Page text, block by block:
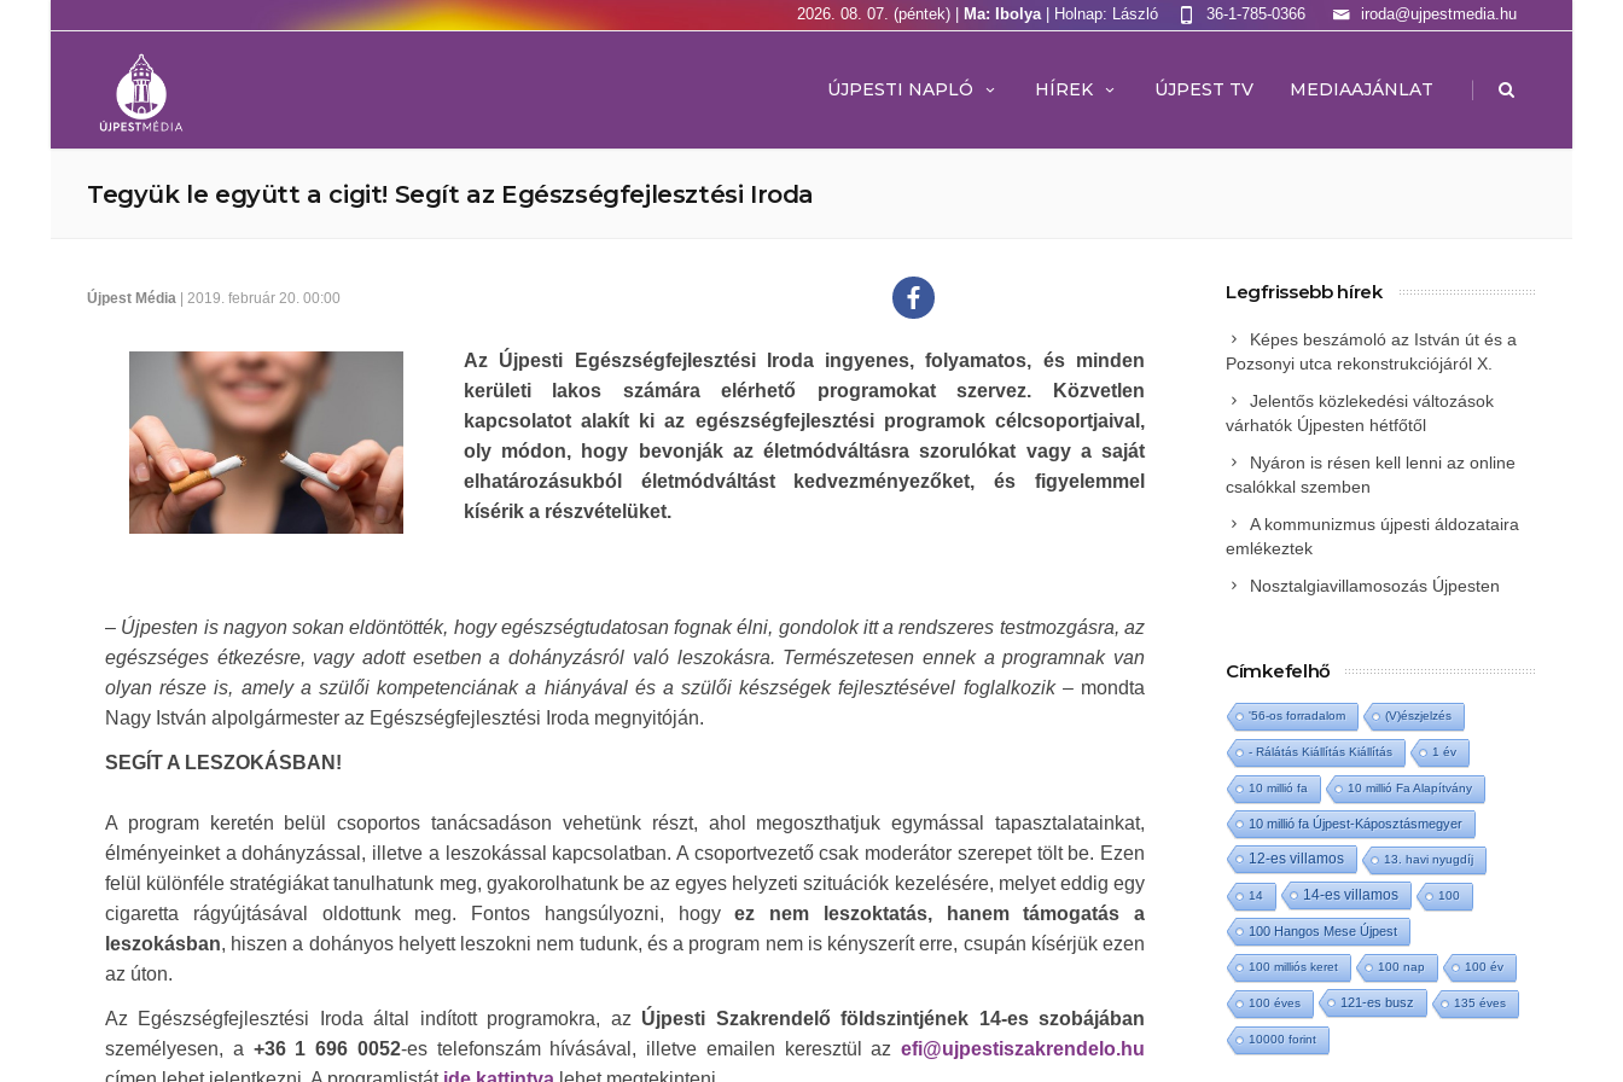
2026. 08. 07. (péntek) | Ma: Ibolya | Holnap: László iroda@ujpestmedia.hu
36-1-785-0366
ÚJPESTI NAPLÓ HÍREK ÚJPEST TV MEDIAAJÁNLAT |
Tegyük le együtt a cigit! Segít az Egészségfejlesztési Iroda
Újpest Média | 2019. február 20. 00:00
Az Újpesti Egészségfejlesztési Iroda ingyenes, folyamatos, és minden
kerületi lakos számára elérhető programokat szervez. Közvetlen
kapcsolatot alakít ki az egészségfejlesztési programok célcsoportjaival,
oly módon, hogy bevonják az életmódváltásra szorulókat vagy a saját
elhatározásukból életmódváltást kedvezményezőket, és figyelemmel
kísérik a részvételüket.
– Újpesten is nagyon sokan eldöntötték, hogy egészségtudatosan fognak élni, gondolok itt a rendszeres testmozgásra, az
egészséges étkezésre, vagy adott esetben a dohányzásról való leszokásra. Természetesen ennek a programnak van
olyan része is, amely a szülői kompetenciának a hiányával és a szülői készségek fejlesztésével foglalkozik– mondta
Nagy István alpolgármester az Egészségfejlesztési Iroda megnyitóján.
SEGÍT A LESZOKÁSBAN!
A program keretén belül csoportos tanácsadáson vehetünk részt, ahol megoszthatjuk egymással tapasztalatainkat,
élményeinket a dohányzással, illetve a leszokással kapcsolatban. A csoportvezető csak moderátor szerepet tölt be. Ezen
felül különféle stratégiákat tanulhatunk meg, gyakorolhatunk be az egyes helyzeti szituációk kezelésére, melyet eddig egy
cigaretta rágyújtásával oldottunk meg. Fontos hangsúlyozni, hogyez nem leszoktatás, hanem támogatás a
leszokásban, hiszen a dohányos helyett leszokni nem tudunk, és a program nem is kényszerít erre, csupán kísérjük ezen
az úton.
Az Egészségfejlesztési Iroda által indított programokra, az Újpesti Szakrendelő földszintjének 14-es szobájában
személyesen, a +36 1 696 0052-es telefonszám hívásával, illetve emailen keresztül az efi@ujpestiszakrendelo.hu
Legfrissebb hírek
Képes beszámoló az István út és a
Pozsonyi utca rekonstrukciójáról X.
Jelentős közlekedési változások
várhatók Újpesten hétfőtől
Nyáron is résen kell lenni az online
csalókkal szemben
A kommunizmus újpesti áldozataira
emlékeztek
Nosztalgiavillamosozás Újpesten
Címkefelhő
'56-os forradalom (V)észjelzés
- Rálátás Kiállítás Kiállítás 1 év
10 millió fa 10 millió Fa Alapítvány
10 millió fa Újpest-Káposztásmegyer
12-es villamos 13. havi nyugdíj
14 14-es villamos 100
100 Hangos Mese Újpest
100 milliós keret 100 nap 100 év
100 éves 121-es busz 135 éves
10000 forint